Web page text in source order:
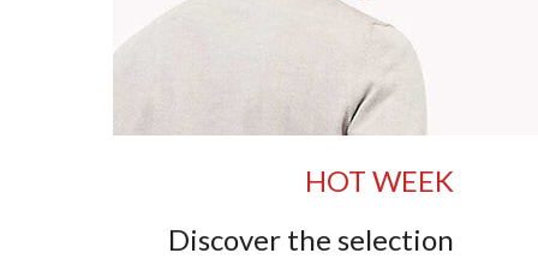
HOT WEEK
Discover the selection